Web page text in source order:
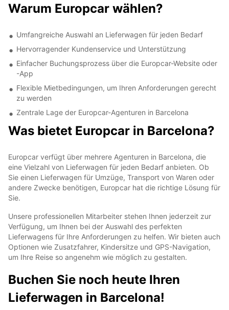
Warum Europcar wählen?
Umfangreiche Auswahl an Lieferwagen für jeden Bedarf
Hervorragender Kundenservice und Unterstützung
Einfacher Buchungsprozess über die Europcar-Website oder
-App
Flexible Mietbedingungen, um Ihren Anforderungen gerecht
zu werden
Zentrale Lage der Europcar-Agenturen in Barcelona
Was bietet Europcar in Barcelona?
Europcar verfügt über mehrere Agenturen in Barcelona, die
eine Vielzahl von Lieferwagen für jeden Bedarf anbieten. Ob
Sie einen Lieferwagen für Umzüge, Transport von Waren oder
andere Zwecke benötigen, Europcar hat die richtige Lösung für
Sie.
Unsere professionellen Mitarbeiter stehen Ihnen jederzeit zur
Verfügung, um Ihnen bei der Auswahl des perfekten
Lieferwagens für Ihre Anforderungen zu helfen. Wir bieten auch
Optionen wie Zusatzfahrer, Kindersitze und GPS-Navigation,
um Ihre Reise so angenehm wie möglich zu gestalten.
Buchen Sie noch heute Ihren
Lieferwagen in Barcelona!